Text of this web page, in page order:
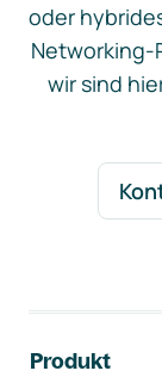
oder
Networking-
wir sind
Produkt